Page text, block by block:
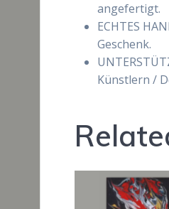
angefertigt.
ECHTES
Geschenk.
Künstlern /